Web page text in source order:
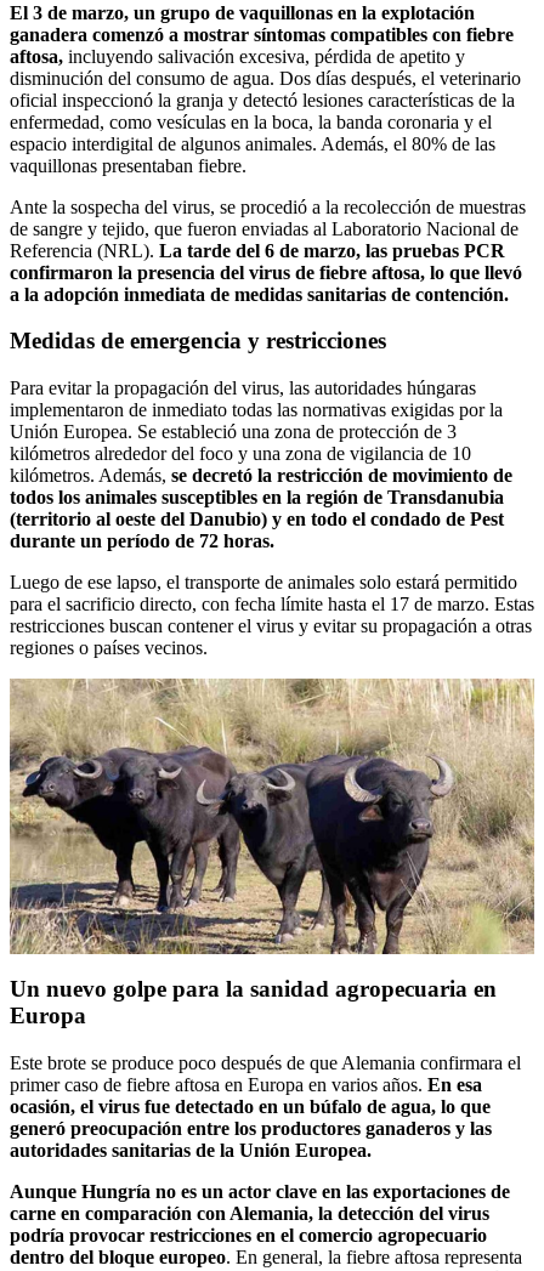
El 3 de marzo, un grupo de vaquillonas en la explotación
ganadera comenzó a mostrar síntomas compatibles con fiebre
aftosa, incluyendo salivación excesiva, pérdida de apetito y
disminución del consumo de agua. Dos días después, el veterinario
oficial inspeccionó la granja y detectó lesiones características de la
enfermedad, como vesículas en la boca, la banda coronaria y el
espacio interdigital de algunos animales. Además, el 80% de las
vaquillonas presentaban fiebre.
Ante la sospecha del virus, se procedió a la recolección de muestras
de sangre y tejido, que fueron enviadas al Laboratorio Nacional de
Referencia (NRL). La tarde del 6 de marzo, las pruebas PCR
confirmaron la presencia del virus de fiebre aftosa, lo que llevó
a la adopción inmediata de medidas sanitarias de contención.
Medidas de emergencia y restricciones
Para evitar la propagación del virus, las autoridades húngaras
implementaron de inmediato todas las normativas exigidas por la
Unión Europea. Se estableció una zona de protección de 3
kilómetros alrededor del foco y una zona de vigilancia de 10
kilómetros. Además, se decretó la restricción de movimiento de
todos los animales susceptibles en la región de Transdanubia
(territorio al oeste del Danubio) y en todo el condado de Pest
durante un período de 72 horas.
Luego de ese lapso, el transporte de animales solo estará permitido
para el sacrificio directo, con fecha límite hasta el 17 de marzo. Estas
restricciones buscan contener el virus y evitar su propagación a otras
regiones o países vecinos.
Un nuevo golpe para la sanidad agropecuaria en
Europa
Este brote se produce poco después de que Alemania confirmara el
primer caso de fiebre aftosa en Europa en varios años. En esa
ocasión, el virus fue detectado en un búfalo de agua, lo que
generó preocupación entre los productores ganaderos y las
autoridades sanitarias de la Unión Europea.
Aunque Hungría no es un actor clave en las exportaciones de
carne en comparación con Alemania, la detección del virus
podría provocar restricciones en el comercio agropecuario
dentro del bloque europeo. En general, la fiebre aftosa representa